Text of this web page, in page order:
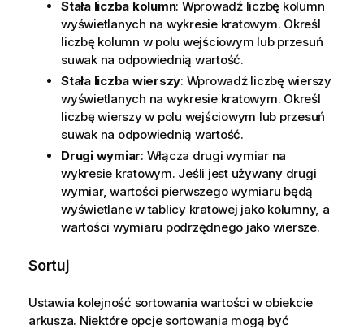
Stała liczba kolumn: Wprowadź liczbę kolumn
wyświetlanych na wykresie kratowym. Określ
liczbę kolumn w polu wejściowym lub przesuń
suwak na odpowiednią wartość.
Stała liczba wierszy: Wprowadź liczbę wierszy
wyświetlanych na wykresie kratowym. Określ
liczbę wierszy w polu wejściowym lub przesuń
suwak na odpowiednią wartość.
Drugi wymiar: Włącza drugi wymiar na
wykresie kratowym. Jeśli jest używany drugi
wymiar, wartości pierwszego wymiaru będą
wyświetlane w tablicy kratowej jako kolumny, a
wartości wymiaru podrzędnego jako wiersze.
Sortuj
Ustawia kolejność sortowania wartości w obiekcie
arkusza. Niektóre opcje sortowania mogą być